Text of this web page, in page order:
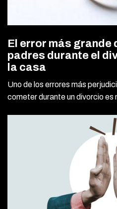
El error más grande
padres durante el
la casa
Uno de los errores más
cometer durante un divorcio es